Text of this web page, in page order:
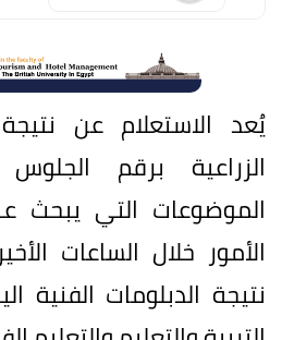
يُعد الاستعلام عن
الموضوعات التي يبحث
الأمور خلال الساعات
نتيجة الدبلومات الفنية